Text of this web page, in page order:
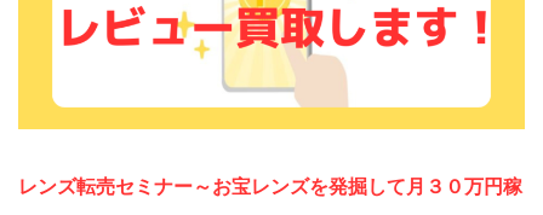
レンズ転売セミナー～お宝レンズを発掘して月３０万円稼